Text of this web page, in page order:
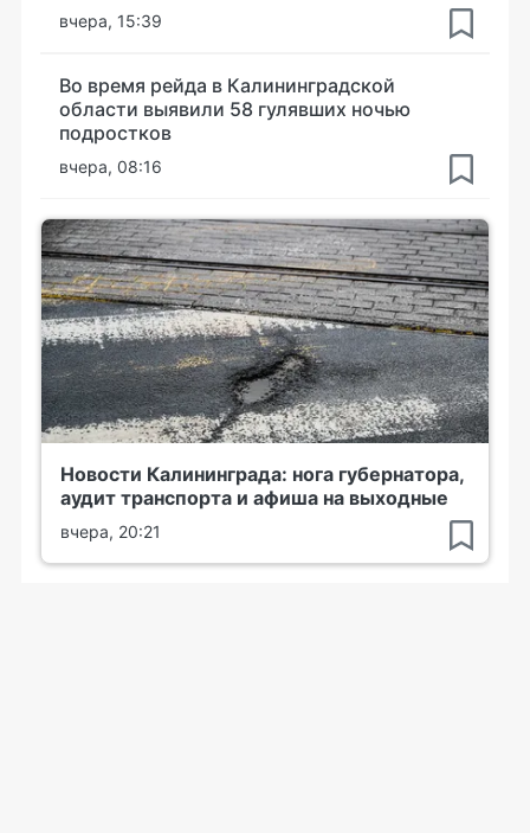
вчера, 15:39
Во время рейда в Калининградской
области выявили 58 гулявших ночью
подростков
вчера, 08:16
Новости Калининграда: нога губернатора,
аудит транспорта и афиша на выходные
вчера, 20:21